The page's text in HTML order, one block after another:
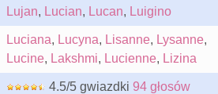
Lujan, Lucian, Lucan, Luigino
Luciana, Lucyna, Lisanne, Lysanne,
Lucine, Lakshmi, Lucienne, Lizina
4.5/5 gwiazdki 94 głosów